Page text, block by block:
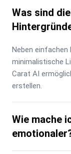
Was sind
Neben einfachen
minimalistische
Carat AI
erstellen.
Wie mache